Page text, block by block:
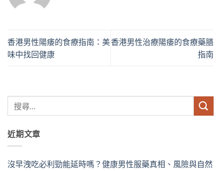
香港男性陽痿的食療指南：美
味中找回健康
香港男性治療陽痿的食療藥膳
指南
近期文章
沒早洩吃必利勁能延時嗎？健康男性服藥真相、風險與自然